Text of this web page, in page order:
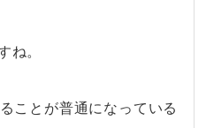
ね。
ことが普通になっている